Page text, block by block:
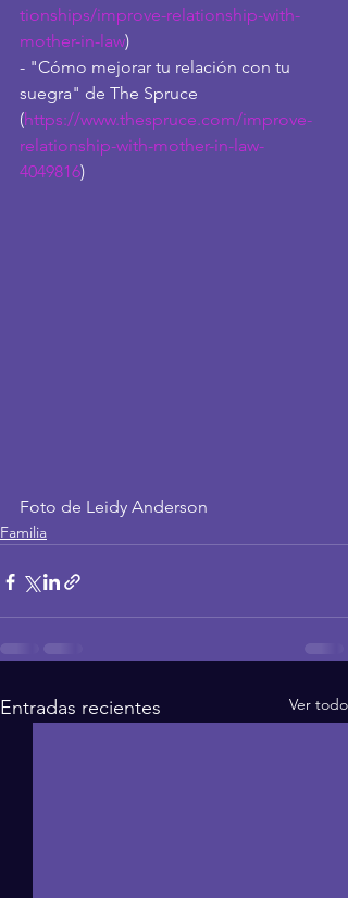
tionships/improve-relationship-with-
mother-in-law)
- "Cómo mejorar tu relación con tu
suegra" de The Spruce
(https://www.thespruce.com/improve-
relationship-with-mother-in-law-
4049816)
Foto de Leidy Anderson
Familia
Entradas recientes Ver todo